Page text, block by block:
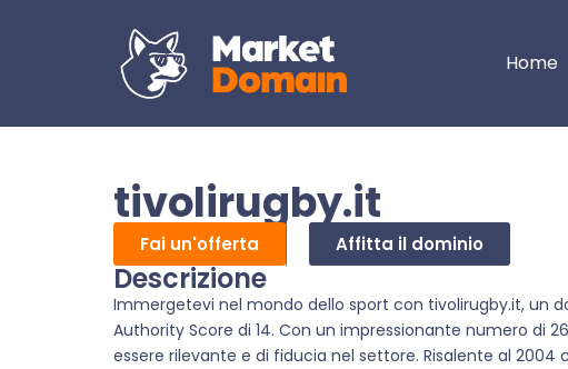
Home
tivolirugby.it
Fai un'offerta Affitta il dominio
Descrizione
Immergetevi nel mondo dello sport con tivolirugby.it, un
Authority Score di 14. Con un impressionante numero di
essere rilevante e di fiducia nel settore. Risalente al